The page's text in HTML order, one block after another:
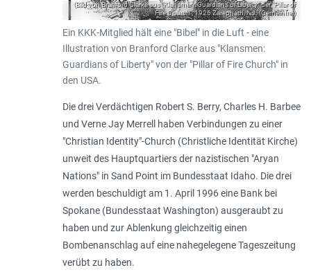
(Bild von Branford Clarke aus "Klansmen: Guardians of Liberty" der "Pillar of
Fire Church"; 1926 Zarephath, NJ. (Gemeinfrei)
Ein KKK-Mitglied hält eine "Bibel" in die Luft - eine
Illustration von Branford Clarke aus "Klansmen:
Guardians of Liberty" von der "Pillar of Fire Church" in
den USA.
Die drei Verdächtigen Robert S. Berry, Charles H. Barbee
und Verne Jay Merrell haben Verbindungen zu einer
"Christian Identity"-Church (Christliche Identität Kirche)
unweit des Hauptquartiers der nazistischen "Aryan
Nations" in Sand Point im Bundesstaat Idaho. Die drei
werden beschuldigt am 1. April 1996 eine Bank bei
Spokane (Bundesstaat Washington) ausgeraubt zu
haben und zur Ablenkung gleichzeitig einen
Bombenanschlag auf eine nahegelegene Tageszeitung
verübt zu haben.